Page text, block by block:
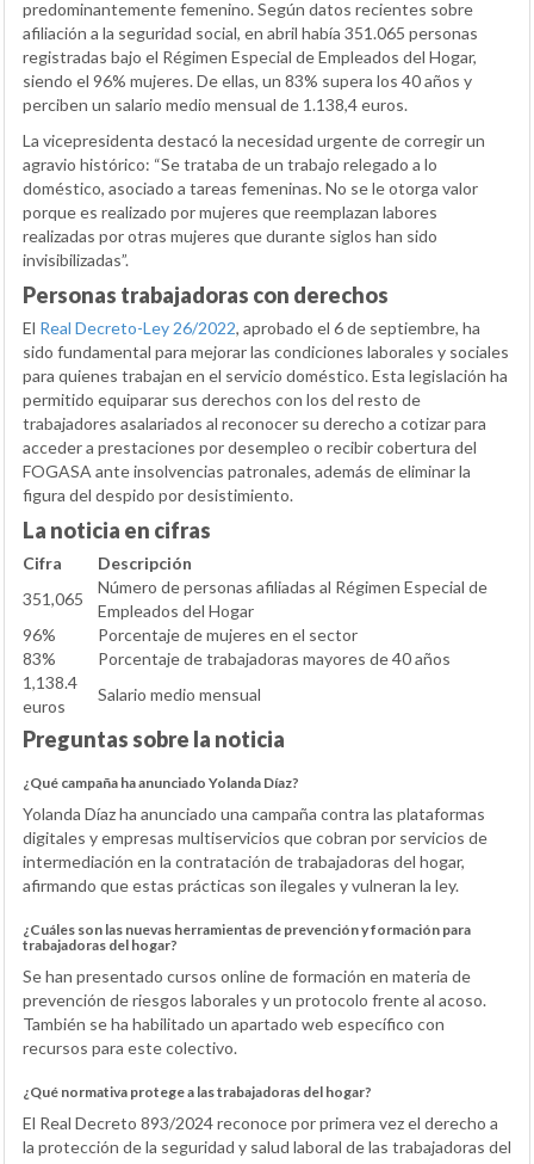
predominantemente femenino. Según datos recientes sobre
afiliación a la seguridad social, en abril había 351.065 personas
registradas bajo el Régimen Especial de Empleados del Hogar,
siendo el 96% mujeres. De ellas, un 83% supera los 40 años y
perciben un salario medio mensual de 1.138,4 euros.
La vicepresidenta destacó la necesidad urgente de corregir un
agravio histórico: “Se trataba de un trabajo relegado a lo
doméstico, asociado a tareas femeninas. No se le otorga valor
porque es realizado por mujeres que reemplazan labores
realizadas por otras mujeres que durante siglos han sido
invisibilizadas”.
Personas trabajadoras con derechos
El Real Decreto-Ley 26/2022, aprobado el 6 de septiembre, ha
sido fundamental para mejorar las condiciones laborales y sociales
para quienes trabajan en el servicio doméstico. Esta legislación ha
permitido equiparar sus derechos con los del resto de
trabajadores asalariados al reconocer su derecho a cotizar para
acceder a prestaciones por desempleo o recibir cobertura del
FOGASA ante insolvencias patronales, además de eliminar la
figura del despido por desistimiento.
La noticia en cifras
Cifra
Descripción
351,065
Número de personas afiliadas al Régimen Especial de
Empleados del Hogar
96%
Porcentaje de mujeres en el sector
83%
Porcentaje de trabajadoras mayores de 40 años
1,138.4
euros
Salario medio mensual
Preguntas sobre la noticia
¿Qué campaña ha anunciado Yolanda Díaz?
Yolanda Díaz ha anunciado una campaña contra las plataformas
digitales y empresas multiservicios que cobran por servicios de
intermediación en la contratación de trabajadoras del hogar,
afirmando que estas prácticas son ilegales y vulneran la ley.
¿Cuáles son las nuevas herramientas de prevención y formación para
trabajadoras del hogar?
Se han presentado cursos online de formación en materia de
prevención de riesgos laborales y un protocolo frente al acoso.
También se ha habilitado un apartado web específico con
recursos para este colectivo.
¿Qué normativa protege a las trabajadoras del hogar?
El Real Decreto 893/2024 reconoce por primera vez el derecho a
la protección de la seguridad y salud laboral de las trabajadoras del